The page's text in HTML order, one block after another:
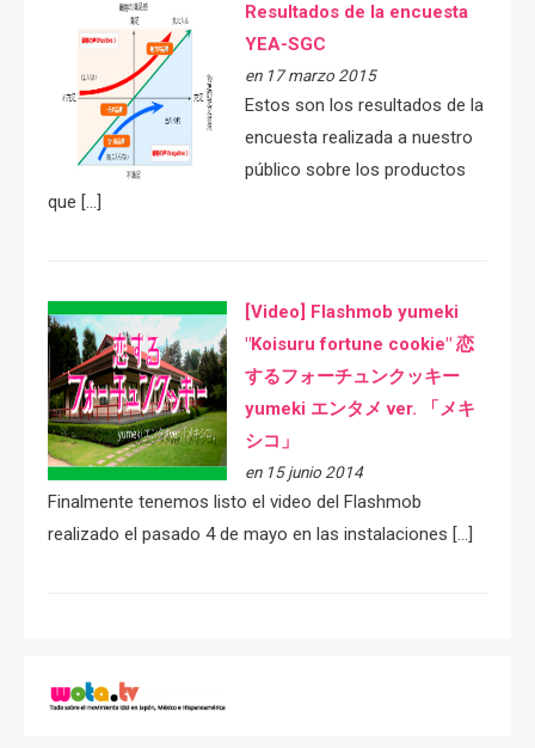
Resultados de la encuesta
YEA-SGC
en 17 marzo 2015
Estos son los resultados de la
encuesta realizada a nuestro
público sobre los productos
que […]
[Video] Flashmob yumeki
"Koisuru fortune cookie" 恋
するフォーチュンクッキー
yumeki エンタメ ver. 「メキ
シコ」
en 15 junio 2014
Finalmente tenemos listo el video del Flashmob
realizado el pasado 4 de mayo en las instalaciones […]